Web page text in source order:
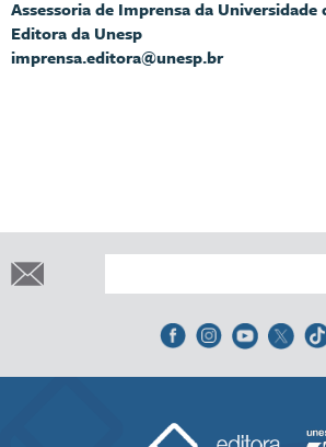
Assessoria de Imprensa da
Editora da Unesp
imprensa.editora@unesp.br